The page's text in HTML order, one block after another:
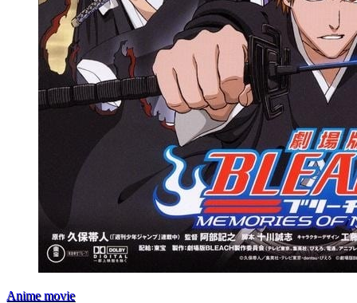
Anime movie